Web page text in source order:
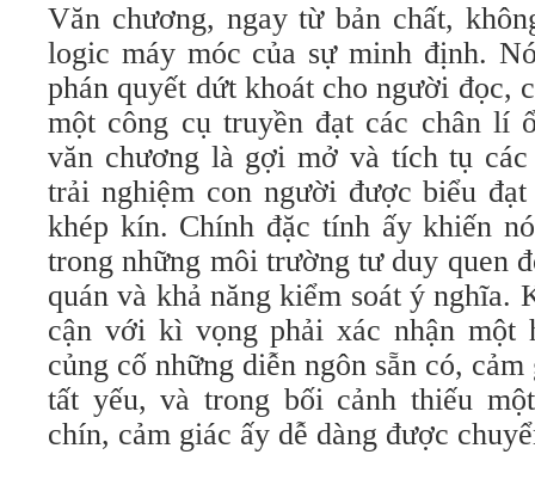
Văn chương, ngay từ bản chất,
logic máy móc của sự minh định.
phán quyết dứt khoát cho người đọc,
một công cụ truyền đạt các chân lí
văn chương là gợi mở và tích tụ các
trải nghiệm con người được biểu
khép kín. Chính đặc tính ấy khiến
trong những môi trường tư duy quen
quán và khả năng kiểm soát ý nghĩa.
cận với kì vọng phải xác nhận một
củng cố những diễn ngôn sẵn có,
tất yếu, và trong bối cảnh thiếu
chín, cảm giác ấy dễ dàng được